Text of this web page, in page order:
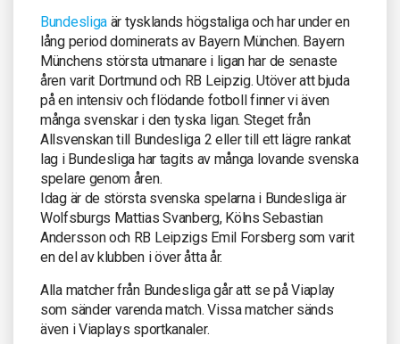
Bundesliga är tysklands högstaliga och har under en
lång period dominerats av Bayern München. Bayern
Münchens största utmanare i ligan har de senaste
åren varit Dortmund och RB Leipzig. Utöver att bjuda
på en intensiv och flödande fotboll finner vi även
många svenskar i den tyska ligan. Steget från
Allsvenskan till Bundesliga 2 eller till ett lägre rankat
lag i Bundesliga har tagits av många lovande svenska
spelare genom åren.
Idag är de största svenska spelarna i Bundesliga är
Wolfsburgs Mattias Svanberg, Kölns Sebastian
Andersson och RB Leipzigs Emil Forsberg som varit
en del av klubben i över åtta år.
Alla matcher från Bundesliga går att se på Viaplay
som sänder varenda match. Vissa matcher sänds
även i Viaplays sportkanaler.